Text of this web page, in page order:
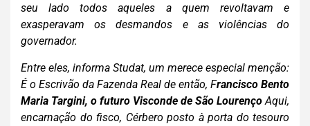
seu lado todos aqueles a quem revoltavam e
exasperavam os desmandos e as violências do
governador.
Entre eles, informa Studat, um merece especial menção:
É o Escrivão da Fazenda Real de então, Francisco Bento
Maria Targini, o futuro Visconde de São Lourenço Aqui,
encarnação do fisco, Cérbero posto à porta do tesouro